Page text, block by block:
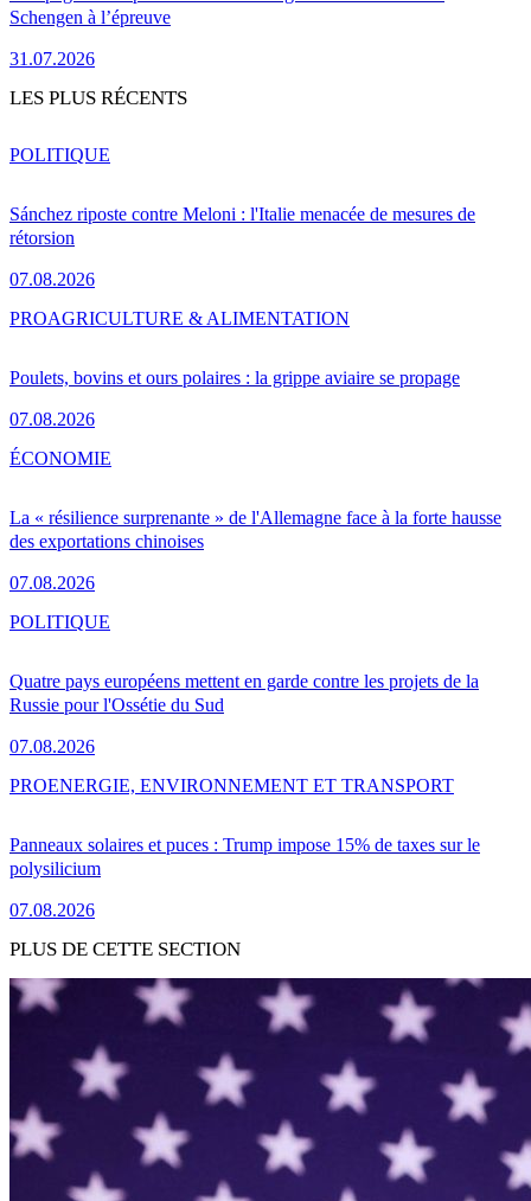
Schengen à l’épreuve
31.07.2026
LES PLUS RÉCENTS
Sánchez riposte contre Meloni : l'Italie menacée de mesures de
rétorsion
07.08.2026
POLITIQUE
Poulets, bovins et ours polaires : la grippe aviaire se propage
07.08.2026
PROAGRICULTURE & ALIMENTATION
La « résilience surprenante » de l'Allemagne face à la forte hausse
des exportations chinoises
07.08.2026
ÉCONOMIE
Quatre pays européens mettent en garde contre les projets de la
Russie pour l'Ossétie du Sud
07.08.2026
POLITIQUE
Panneaux solaires et puces : Trump impose 15% de taxes sur le
polysilicium
07.08.2026
PROENERGIE, ENVIRONNEMENT ET TRANSPORT
PLUS DE CETTE SECTION